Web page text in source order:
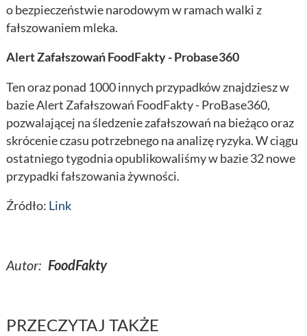
o bezpieczeństwie narodowym w ramach walki z
fałszowaniem mleka.
Alert Zafałszowań FoodFakty - Probase360
Ten oraz ponad 1000 innych przypadków znajdziesz w
bazie Alert Zafałszowań FoodFakty - ProBase360,
pozwalającej na śledzenie zafałszowań na bieżąco oraz
skrócenie czasu potrzebnego na analizę ryzyka. W ciągu
ostatniego tygodnia opublikowaliśmy w bazie 32 nowe
przypadki fałszowania żywności.
Źródło: Link
Autor: FoodFakty
PRZECZYTAJ TAKŻE